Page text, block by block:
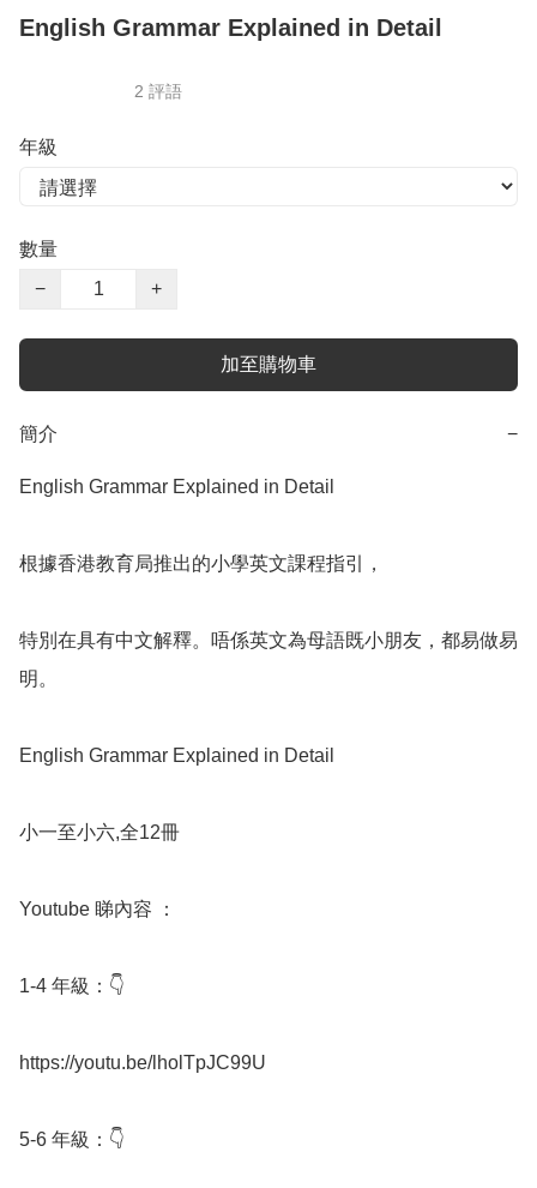
English Grammar Explained in Detail
2 評語
年級
數量
−
+
加至購物車
簡介 −
English Grammar Explained in Detail
根據香港教育局推出的小學英文課程指引，
特別在具有中文解釋。唔係英文為母語既小朋友，都易做易
明。
English Grammar Explained in Detail
小一至小六,全12冊
Youtube 睇內容 ：
1-4 年級：👇
https://youtu.be/lholTpJC99U
5-6 年級：👇